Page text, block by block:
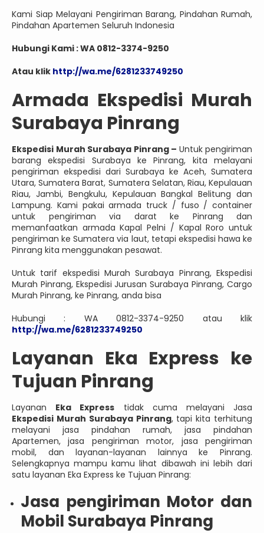
Kami Siap Melayani Pengiriman Barang, Pindahan Rumah,
Pindahan Apartemen Seluruh Indonesia
Hubungi Kami : WA 0812-3374-9250
Atau klik http://wa.me/6281233749250
Armada Ekspedisi Murah
Surabaya Pinrang
Ekspedisi Murah Surabaya Pinrang – Untuk pengiriman
barang ekspedisi Surabaya ke Pinrang, kita melayani
pengiriman ekspedisi dari Surabaya ke Aceh, Sumatera
Utara, Sumatera Barat, Sumatera Selatan, Riau, Kepulauan
Riau, Jambi, Bengkulu, Kepulauan Bangkal Belitung dan
Lampung. Kami pakai armada truck / fuso / container
untuk pengiriman via darat ke Pinrang dan
memanfaatkan armada Kapal Pelni / Kapal Roro untuk
pengiriman ke Sumatera via laut, tetapi ekspedisi hawa ke
Pinrang kita menggunakan pesawat.
Untuk tarif ekspedisi Murah Surabaya Pinrang, Ekspedisi
Murah Pinrang, Ekspedisi Jurusan Surabaya Pinrang, Cargo
Murah Pinrang, ke Pinrang, anda bisa
Hubungi : WA 0812-3374-9250 atau klik
http://wa.me/6281233749250
Layanan Eka Express ke
Tujuan Pinrang
Layanan Eka Express tidak cuma melayani Jasa
Ekspedisi Murah Surabaya Pinrang, tapi kita terhitung
melayani jasa pindahan rumah, jasa pindahan
Apartemen, jasa pengiriman motor, jasa pengiriman
mobil, dan layanan-layanan lainnya ke Pinrang.
Selengkapnya mampu kamu lihat dibawah ini lebih dari
satu layanan Eka Express ke Tujuan Pinrang:
Jasa pengiriman Motor dan
Mobil Surabaya Pinrang